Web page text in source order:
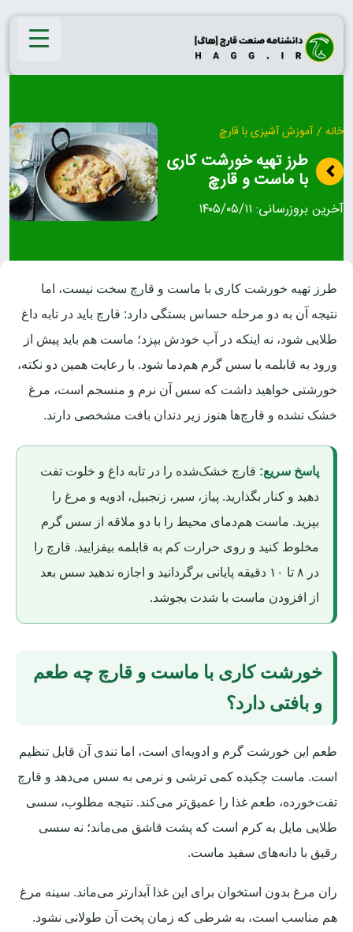
Skip
content
خانه / آموزش آشپزی با قارچ
طرز تهیه خورشت کاری
با ماست و قارچ
آخرین بروزرسانی: ۱۴۰۵/۰۵/۱۱
طرز تهیه خورشت کاری با ماست و قارچ سخت نیست، اما
نتیجه آن به دو مرحله حساس بستگی دارد: قارچ باید در تابه داغ
طلایی شود، نه اینکه در آب خودش بپزد؛ ماست هم باید پیش از
ورود به قابلمه با سس گرم هم‌دما شود. با رعایت همین دو نکته،
خورشتی خواهید داشت که سس آن نرم و منسجم است، مرغ
خشک نشده و قارچ‌ها هنوز زیر دندان بافت مشخصی دارند.
پاسخ سریع: قارچ خشک‌شده را در تابه داغ و خلوت تفت
دهید و کنار بگذارید. پیاز، سیر، زنجبیل، ادویه و مرغ را
بپزید. ماست هم‌دمای محیط را با دو ملاقه از سس گرم
مخلوط کنید و روی حرارت کم به قابلمه بیفزایید. قارچ را
در ۸ تا ۱۰ دقیقه پایانی برگردانید و اجازه ندهید سس بعد
از افزودن ماست با شدت بجوشد.
خورشت کاری با ماست و قارچ چه طعم
و بافتی دارد؟
طعم این خورشت گرم و ادویه‌ای است، اما تندی آن قابل تنظیم
است. ماست چکیده کمی ترشی و نرمی به سس می‌دهد و قارچ
تفت‌خورده، طعم غذا را عمیق‌تر می‌کند. نتیجه مطلوب، سسی
طلایی مایل به کرم است که پشت قاشق می‌ماند؛ نه سسی
رقیق با دانه‌های سفید ماست.
ران مرغ بدون استخوان برای این غذا آبدارتر می‌ماند. سینه مرغ
هم مناسب است، به شرطی که زمان پخت آن طولانی نشود.